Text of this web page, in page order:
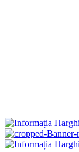
Primary